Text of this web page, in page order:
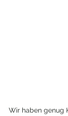
Wir haben genug